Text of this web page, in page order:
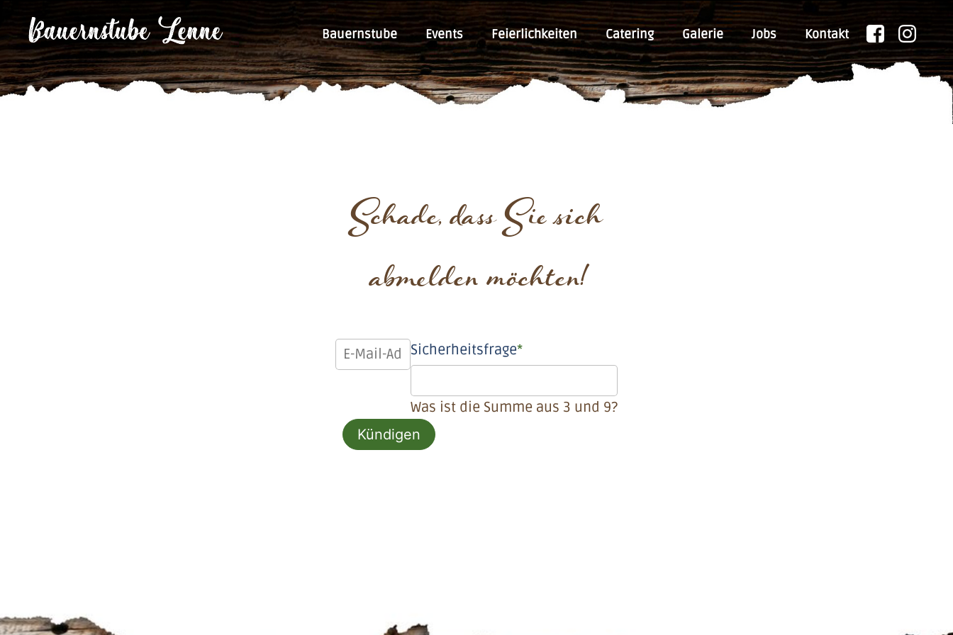
Bauernstube Events Feierlichkeiten Catering Galerie Jobs Kontakt
Schade, dass Sie sich
abmelden möchten!
Sicherheitsfrage*
Was ist die Summe aus 3 und 9?
Kündigen